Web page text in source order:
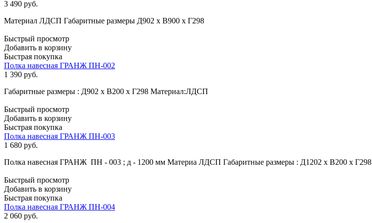
3 490 руб.
Материал ЛДСП Габаритные размеры Д902 х В900 х Г298
Быстрый просмотр
Добавить в корзину
Быстрая покупка
Полка навесная ГРАНЖ ПН-002
1 390 руб.
Габаритные размеры : Д902 х В200 х Г298 Материал:ЛДСП
Быстрый просмотр
Добавить в корзину
Быстрая покупка
Полка навесная ГРАНЖ ПН-003
1 680 руб.
Полка навесная ГРАНЖ ПН - 003 ; д - 1200 мм Материа ЛДСП Габаритные размеры : Д1202 х В200 х Г298
Быстрый просмотр
Добавить в корзину
Быстрая покупка
Полка навесная ГРАНЖ ПН-004
2 060 руб.